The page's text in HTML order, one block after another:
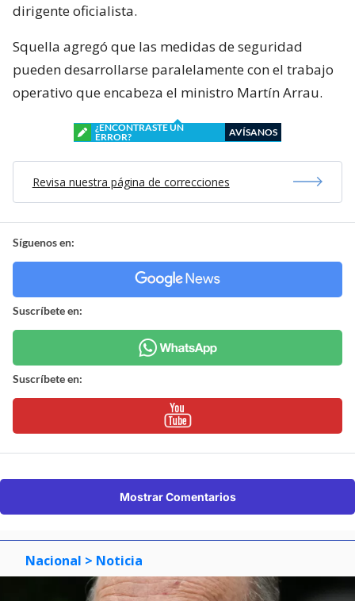
dirigente oficialista.
Squella agregó que las medidas de seguridad
pueden desarrollarse paralelamente con el trabajo
operativo que encabeza el ministro Martín Arrau.
¿ENCONTRASTE UN
ERROR?
AVÍSANOS
Revisa nuestra página de correcciones
Síguenos en:
Suscríbete en:
Suscríbete en:
Mostrar Comentarios
Nacional > Noticia